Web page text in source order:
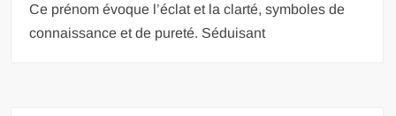
Ce prénom évoque l’éclat et la clarté, symboles de
connaissance et de pureté. Séduisant